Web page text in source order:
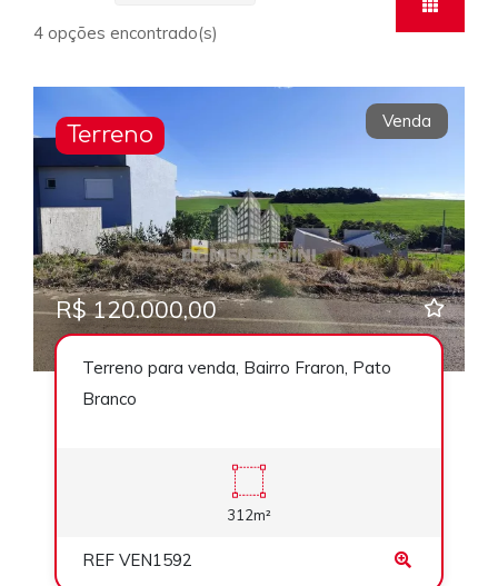
4 opções encontrado(s)
Venda
R$ 120.000,00
Terreno
Terreno para venda, Bairro Fraron, Pato
Branco
312m²
REF VEN1592